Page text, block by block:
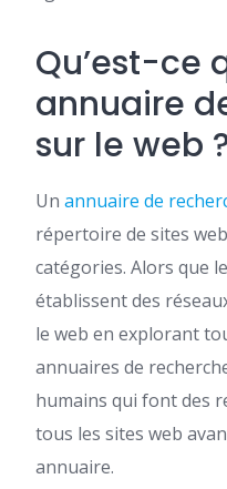
Qu’est-ce
annuaire
sur le web
Un annuaire de
répertoire de sites
catégories. Alors que
établissent des
le web en explorant
annuaires de
humains qui font des
tous les sites web
annuaire.